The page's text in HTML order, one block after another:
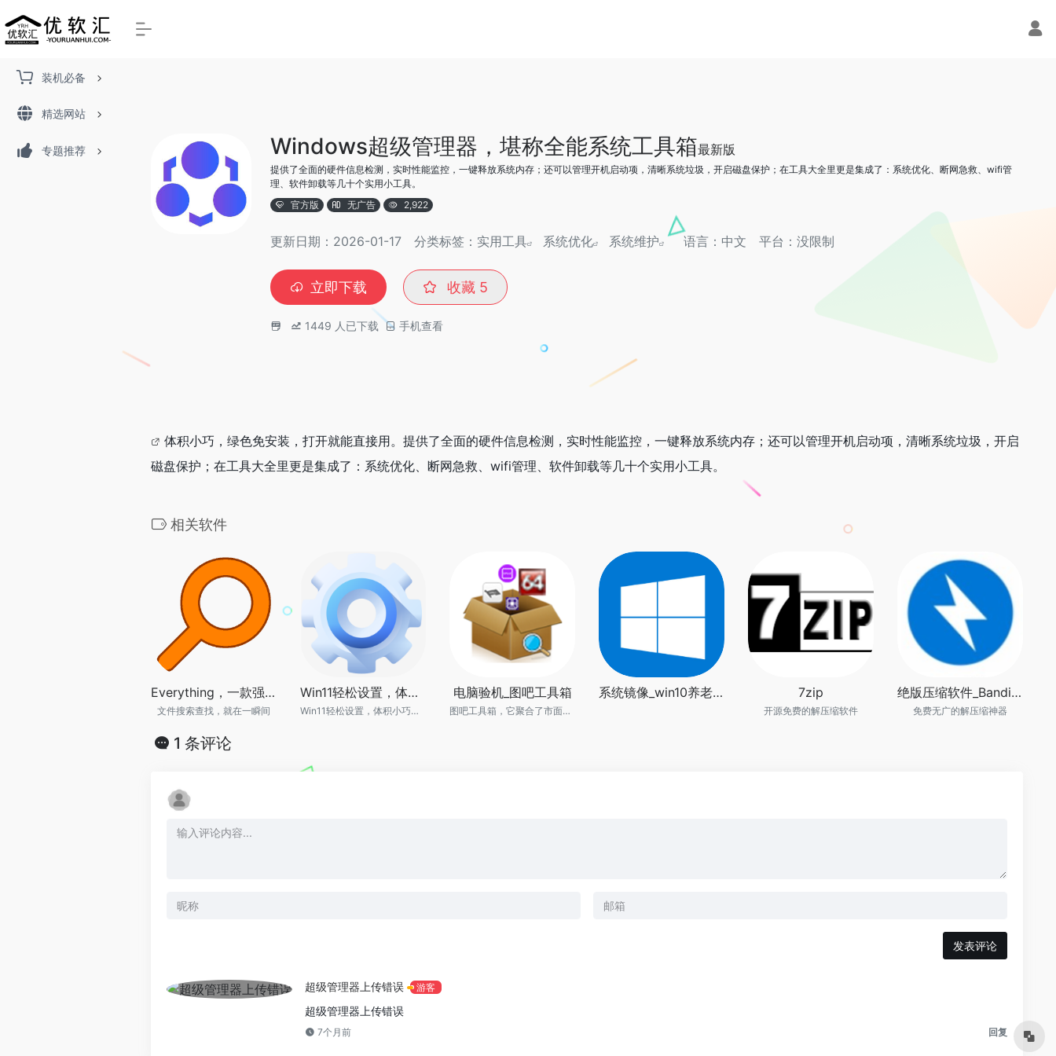
装机必备
精选网站
专题推荐 Windows超级管理器，堪称全能系统工具箱最新版
提供了全面的硬件信息检测，实时性能监控，一键释放系统内存；还可以管理开机启动项，清晰系统垃圾，开启磁盘保护；在工具大全里更是集成了：系统优化、断网急救、wifi管
理、软件卸载等几十个实用小工具。
官方版
无广告 2,922
更新日期：2026-01-17 分类标签： 实用工具 系统优化 系统维护 语言：中文 平台：没限制
立即下载 收藏 5
1449 人已下载 手机查看
体积小巧，绿色免安装，打开就能直接用。提供了全面的硬件信息检测，实时性能监控，一键释放系统内存；还可以管理开机启动项，清晰系统垃圾，开启
磁盘保护；在工具大全里更是集成了：系统优化、断网急救、wifi管理、软件卸载等几十个实用小工具。
相关软件
Everything，一款强大的本地文件搜索工具
文件搜索查找，就在一瞬间
Win11轻松设置，体积小巧，功能异常强悍的系统优化工具
Win11轻松设置，体积小巧，功能异常强悍的系统优化工具
电脑验机_图吧工具箱
图吧工具箱，它聚合了市面上几乎所有主流的硬件检测工具，而且免费开源！除了硬件信息查询，还可以查看硬盘通电时长和电池通电次数，以防买到返修机；屏幕坏点数应少于3个，不存在严重漏光现象，然后对CPU和显卡进行烤机测试，确保无蓝屏、死机等问题出现。
系统镜像_win10养老版 7zip
开源免费的解压缩软件
绝版压缩软件_Bandizip v6.29
免费无广的解压缩神器
1 条评论
发表评论
超级管理器上传错误 游客
超级管理器上传错误
7个月前 回复